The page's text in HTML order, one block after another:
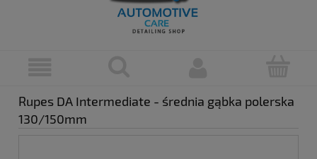
Rupes DA Intermediate - średnia gąbka polerska
130/150mm